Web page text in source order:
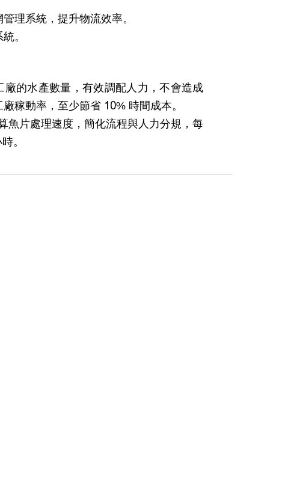
理系統，提升物流效率。
。
廠的水產數量，有效調配人力，不會造成
稼動率，至少節省 10% 時間成本。
魚片處理速度，簡化流程與人力分規，每
。